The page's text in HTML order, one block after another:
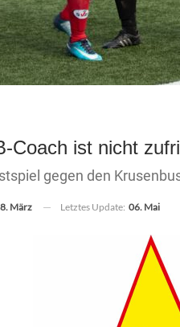
Coach ist nicht
gegen den
März Letztes Update: 06. Mai